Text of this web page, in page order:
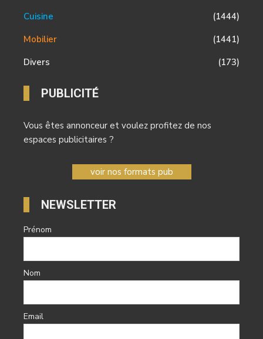
Cuisine
(1444)
Mobilier
(1441)
Divers
(173)
PUBLICITÉ
Vous êtes annonceur et voulez profitez de nos
espaces publicitaires ?
voir nos formats pub
NEWSLETTER
Prénom
Nom
Email